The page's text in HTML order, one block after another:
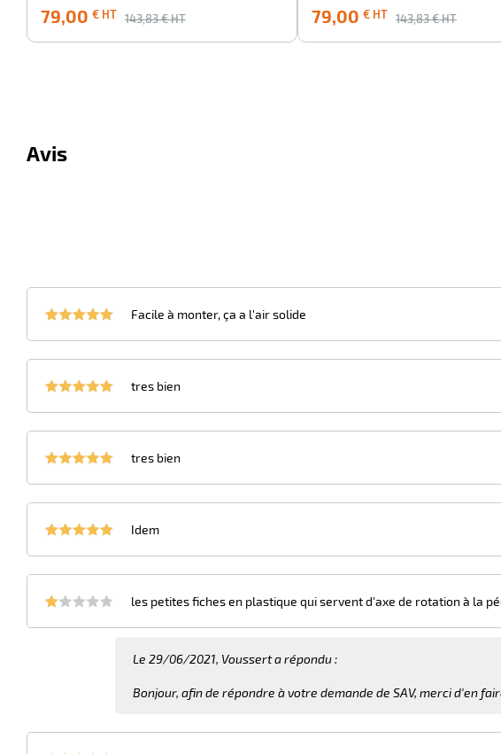
79,00 € HT 143,83 € HT 79,00 € HT 143,83 € HT
Avis
Facile à monter, ça a l'air solide
tres bien
tres bien
Idem
les petites fiches en plastique qui servent d'axe de rotation à la
Le 29/06/2021, Voussert a répondu :
Bonjour, afin de répondre à votre demande de SAV, merci d'en